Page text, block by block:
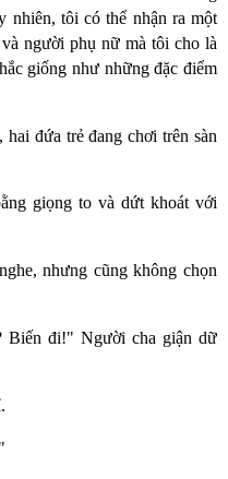
nhiên, tôi có thể nhận ra một
người phụ nữ mà tôi cho là
giống như những đặc điểm
đứa trẻ đang chơi trên sàn
giọng to và dứt khoát với
nhưng cũng không chọn
Biến đi!" Người cha giận dữ